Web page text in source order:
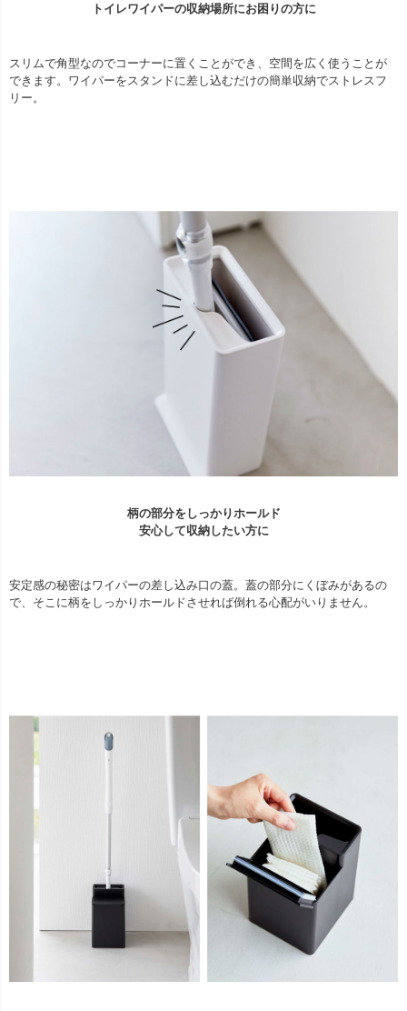
トイレワイパーの収納場所にお困りの方に
スリムで角型なのでコーナーに置くことができ、空間を広く使うことが
できます。ワイパーをスタンドに差し込むだけの簡単収納でストレスフ
リー。
柄の部分をしっかりホールド
安心して収納したい方に
安定感の秘密はワイパーの差し込み口の蓋。蓋の部分にくぼみがあるの
で、そこに柄をしっかりホールドさせれば倒れる心配がいりません。